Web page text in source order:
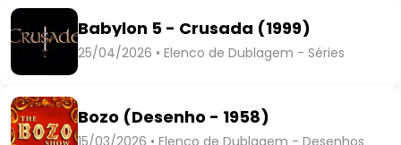
Babylon 5 - Crusada (1999)
25/04/2026 • Elenco de Dublagem - Séries
Bozo (Desenho - 1958)
15/03/2026 • Elenco de Dublagem - Desenhos